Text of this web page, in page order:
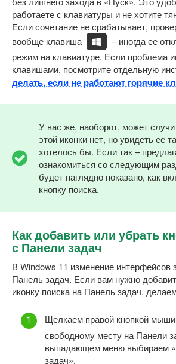
работаете с клавиатуры и не хотите
Если сочетание не срабатывает,
вообще клавиша
– иногда ее
режим на клавиатуре. Если проблема
клавишами, посмотрите отдельную
делать, если не работают горячие
У вас же, наоборот, может
этой иконки нет, но увидеть ее
хотелось бы. Если так –
ознакомиться со следующим
будет наглядно показано, как
кнопку поиска.
Как добавить или убрать
с Панели задач
В Windows 11 изменение интерфейсов
Панель задач. Если вам нужно
иконку поиска на Панель задач,
Щелкаем правой кнопкой
свободному месту на Панели
выпадающем меню выбираем
задач».